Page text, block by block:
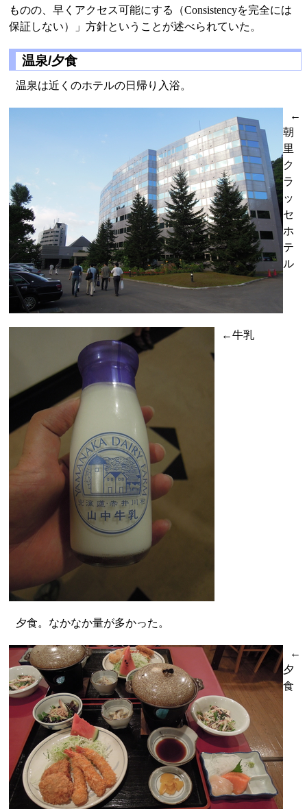
ものの、早くアクセス可能にする（Consistencyを完全には
保証しない）」方針ということが述べられていた。
温泉/夕食
温泉は近くのホテルの日帰り入浴。
←
朝
里
ク
ラ
ッ
セ
ホ
テ
ル
←牛乳
夕食。なかなか量が多かった。
←
夕
食